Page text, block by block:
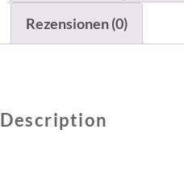
MengeRezensionen (0)
Description